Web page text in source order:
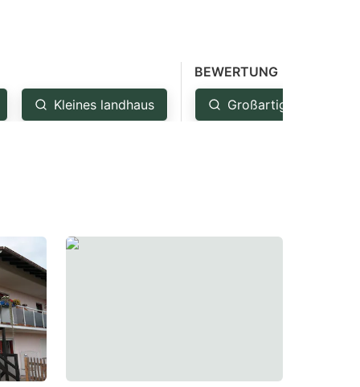
Kleines landhaus
BEWERTUNG
Großartig: 4.5+